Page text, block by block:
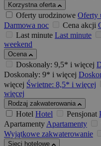
Korzystna oferta
Oferty urodzinowe Oferty
Darmowa noc
Cena akcji
Last minute Last minute
weekend
Ocena
Doskonały: 9,5* i więcej
Doskonały: 9* i więcej
więcej Świetne: 8,5* i więcej
więcej
Rodzaj zakwaterowania
Hotel Hotel Pensjonat
ApartamentyApartamenty
Wyjątkowe zakwaterowanie
Sieci hotelowe